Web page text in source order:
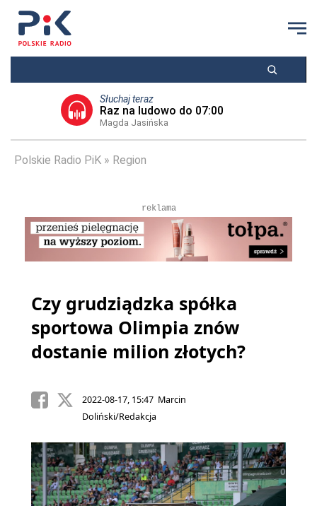
Słuchaj teraz
Raz na ludowo do 07:00
Magda Jasińska
Polskie Radio PiK Region
reklama
Czy grudziądzka spółka
sportowa Olimpia znów
dostanie milion złotych?
2022-08-17, 15:47 Marcin
Doliński/Redakcja